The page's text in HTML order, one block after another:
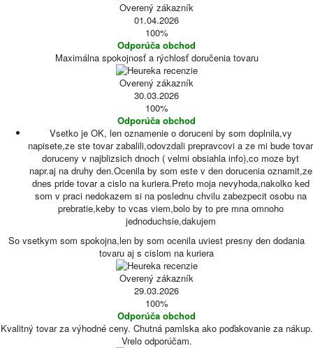
Overený zákazník
01.04.2026
100%
Odporúča obchod
Maximálna spokojnosť a rýchlosť doručenia tovaru
Overený zákazník
30.03.2026
100%
Odporúča obchod
Vsetko je OK, len oznamenie o doruceni by som doplnila,vy
napisete,ze ste tovar zabalili,odovzdali prepravcovi a ze mi bude tovar
doruceny v najblizsich dnoch ( velmi obsiahla info),co moze byt
napr.aj na druhy den.Ocenila by som este v den dorucenia oznamit,ze
dnes pride tovar a cislo na kuriera.Preto moja nevyhoda,nakolko ked
som v praci nedokazem si na poslednu chvilu zabezpecit osobu na
prebratie,keby to vcas viem,bolo by to pre mna omnoho
jednoduchsie,dakujem
So vsetkym som spokojna,len by som ocenila uviest presny den dodania
tovaru aj s cislom na kuriera
Overený zákazník
29.03.2026
100%
Odporúča obchod
Kvalitný tovar za výhodné ceny. Chutná pamlska ako poďakovanie za nákup.
Vrelo odporúčam.